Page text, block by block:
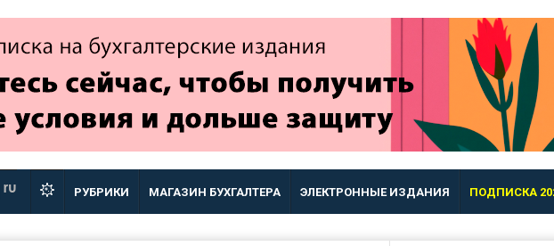
ru РУБРИКИ МАГАЗИН БУХГАЛТЕРА ЭЛЕКТРОННЫЕ ИЗДАНИЯ ПОДПИСКА